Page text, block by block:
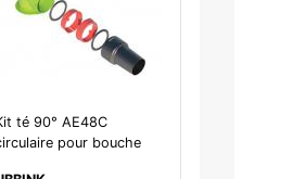
té 90° AE48C
pour bouche